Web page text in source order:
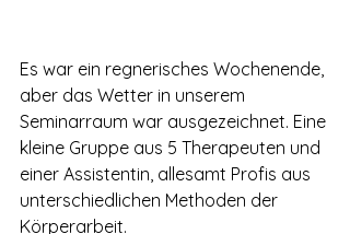
Es war ein regnerisches Wochenende,
aber das Wetter in unserem
Seminarraum war ausgezeichnet. Eine
kleine Gruppe aus 5 Therapeuten und
einer Assistentin, allesamt Profis aus
unterschiedlichen Methoden der
Körperarbeit.